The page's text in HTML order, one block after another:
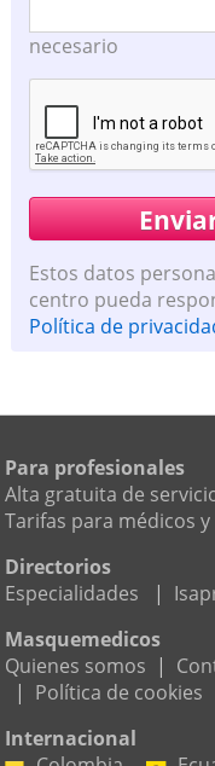
necesario
Estos datos
centro pueda
Política de
Para profesionales
Alta gratuita de
Tarifas para médicos y
Directorios
Especialidades
|
Masquemedicos
Quienes somos |
| Política de cookies
Internacional